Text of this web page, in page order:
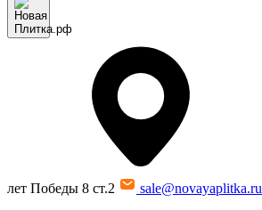
лет Победы 8 ст.2
sale@novayaplitka.ru